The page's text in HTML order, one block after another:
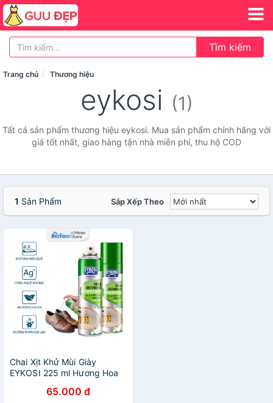
Tìm kiếm
Trang chủ Thương hiệu
eykosi (1)
Tất cả sản phẩm thương hiệu eykosi. Mua sản phẩm chính hãng với
giá tốt nhất, giao hàng tận nhà miễn phí, thu hộ COD
1 Sản Phẩm Sắp Xếp Theo
Chai Xịt Khử Mùi Giày
EYKOSI 225 ml Hương Hoa
Loại Bỏ Mùi Hôi Triệt Để,
65.000 đ